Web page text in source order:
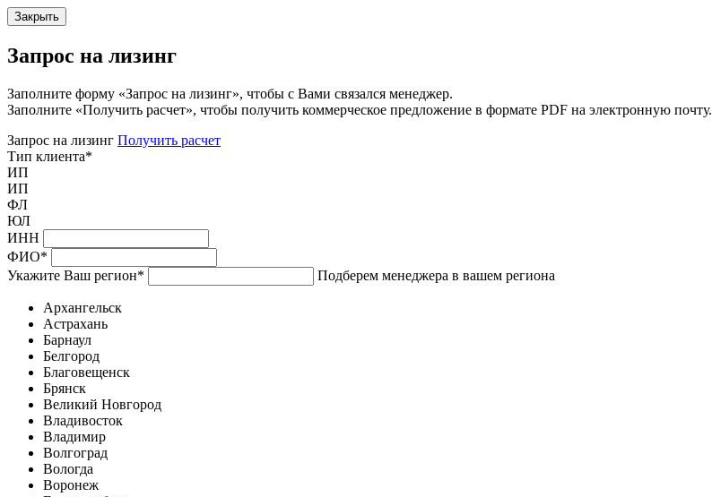
Закрыть
Запрос на лизинг
Заполните форму «Запрос на лизинг», чтобы с Вами связался менеджер.
Заполните «Получить расчет», чтобы получить коммерческое предложение в формате PDF на электронную почту.
Запрос на лизинг Получить расчет
Тип клиента*
ИП
ИП
ФЛ
ЮЛ
ИНН
ФИО*
Укажите Ваш регион* Подберем менеджера в вашем региона
Архангельск
Астрахань
Барнаул
Белгород
Благовещенск
Брянск
Великий Новгород
Владивосток
Владимир
Волгоград
Вологда
Воронеж